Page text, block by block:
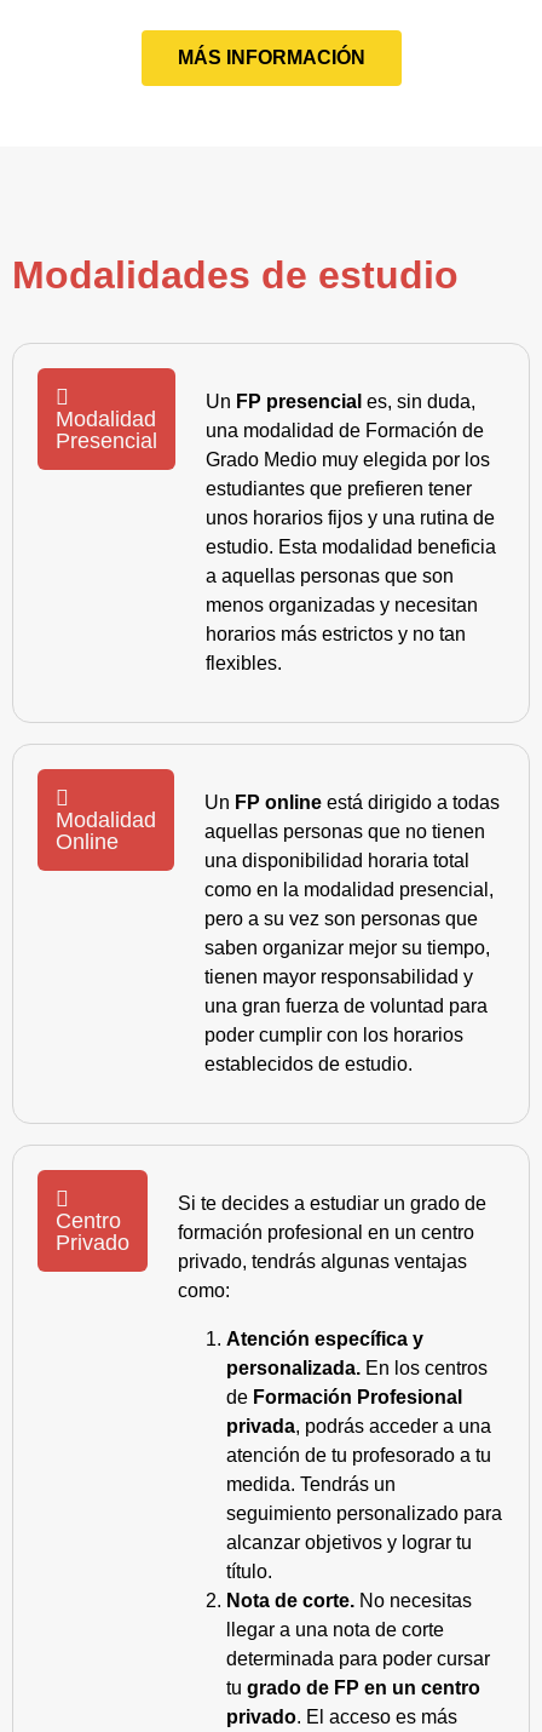
MÁS INFORMACIÓN
Modalidades de estudio
Modalidad
Presencial
Un FP presencial es, sin duda,
una modalidad de Formación de
Grado Medio muy elegida por los
estudiantes que prefieren tener
unos horarios fijos y una rutina de
estudio. Esta modalidad beneficia
a aquellas personas que son
menos organizadas y necesitan
horarios más estrictos y no tan
flexibles.
Modalidad
Online
Un FP online está dirigido a todas
aquellas personas que no tienen
una disponibilidad horaria total
como en la modalidad presencial,
pero a su vez son personas que
saben organizar mejor su tiempo,
tienen mayor responsabilidad y
una gran fuerza de voluntad para
poder cumplir con los horarios
establecidos de estudio.
Centro
Privado
Si te decides a estudiar un grado de
formación profesional en un centro
privado, tendrás algunas ventajas
como:
Atención específica y
personalizada. En los centros
de Formación Profesional
privada, podrás acceder a una
atención de tu profesorado a tu
medida. Tendrás un
seguimiento personalizado para
alcanzar objetivos y lograr tu
título.
Nota de corte. No necesitas
llegar a una nota de corte
determinada para poder cursar
tu grado de FP en un centro
privado. El acceso es más